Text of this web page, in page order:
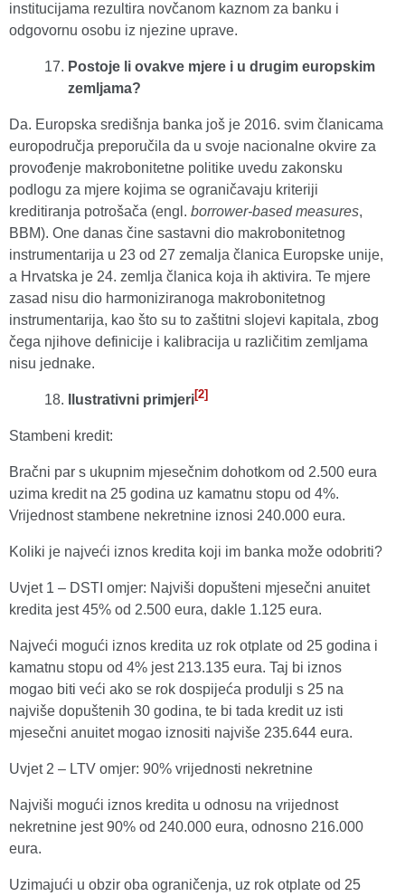
institucijama rezultira novčanom kaznom za banku i
odgovornu osobu iz njezine uprave.
Postoje li ovakve mjere i u drugim europskim
zemljama?
Da. Europska središnja banka još je 2016. svim članicama
europodručja preporučila da u svoje nacionalne okvire za
provođenje makrobonitetne politike uvedu zakonsku
podlogu za mjere kojima se ograničavaju kriteriji
kreditiranja potrošača (engl. borrower-based measures,
BBM). One danas čine sastavni dio makrobonitetnog
instrumentarija u 23 od 27 zemalja članica Europske unije,
a Hrvatska je 24. zemlja članica koja ih aktivira. Te mjere
zasad nisu dio harmoniziranoga makrobonitetnog
instrumentarija, kao što su to zaštitni slojevi kapitala, zbog
čega njihove definicije i kalibracija u različitim zemljama
nisu jednake.
Ilustrativni primjeri[2]
Stambeni kredit:
Bračni par s ukupnim mjesečnim dohotkom od 2.500 eura
uzima kredit na 25 godina uz kamatnu stopu od 4%.
Vrijednost stambene nekretnine iznosi 240.000 eura.
Koliki je najveći iznos kredita koji im banka može odobriti?
Uvjet 1 – DSTI omjer: Najviši dopušteni mjesečni anuitet
kredita jest 45% od 2.500 eura, dakle 1.125 eura.
Najveći mogući iznos kredita uz rok otplate od 25 godina i
kamatnu stopu od 4% jest 213.135 eura. Taj bi iznos
mogao biti veći ako se rok dospijeća produlji s 25 na
najviše dopuštenih 30 godina, te bi tada kredit uz isti
mjesečni anuitet mogao iznositi najviše 235.644 eura.
Uvjet 2 – LTV omjer: 90% vrijednosti nekretnine
Najviši mogući iznos kredita u odnosu na vrijednost
nekretnine jest 90% od 240.000 eura, odnosno 216.000
eura.
Uzimajući u obzir oba ograničenja, uz rok otplate od 25